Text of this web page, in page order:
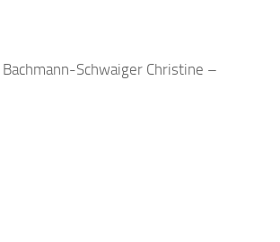
Bachmann-Schwaiger Christine –